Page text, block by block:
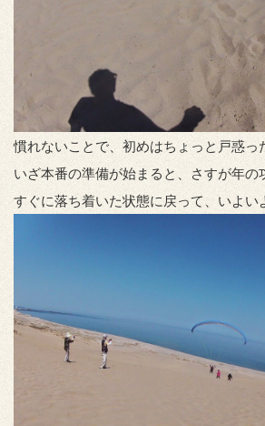
慣れないことで、初めはちょっと戸惑っ
いざ本番の準備が始まると、さすが年の
すぐに落ち着いた状態に戻って、いよい